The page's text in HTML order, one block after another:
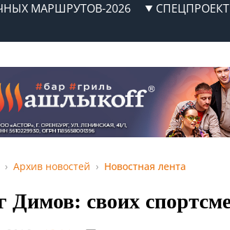
МАРШРУТОВ-2026
Архив новостей Новостная лента
Димов: своих